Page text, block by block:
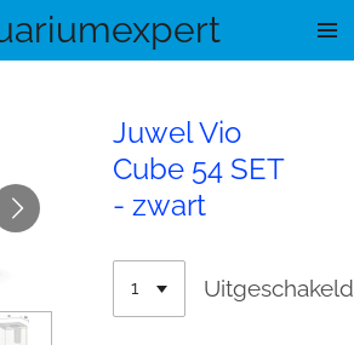
Juwel Vio
Cube 54 SET
- zwart
Uitgeschakeld